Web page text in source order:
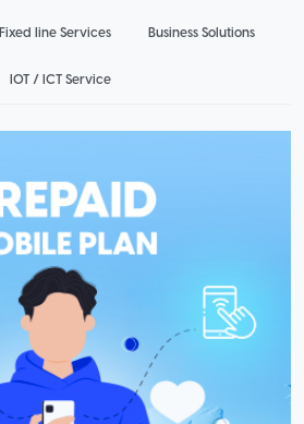
Fixed line Services Business Solutions
IOT / ICT Service